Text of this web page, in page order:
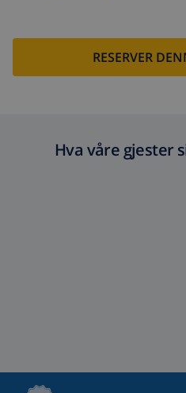
Ekstra håndklæder
Sen utsjekking
Avbestillingsdepositum:
RESERVER
Hva våre gjester